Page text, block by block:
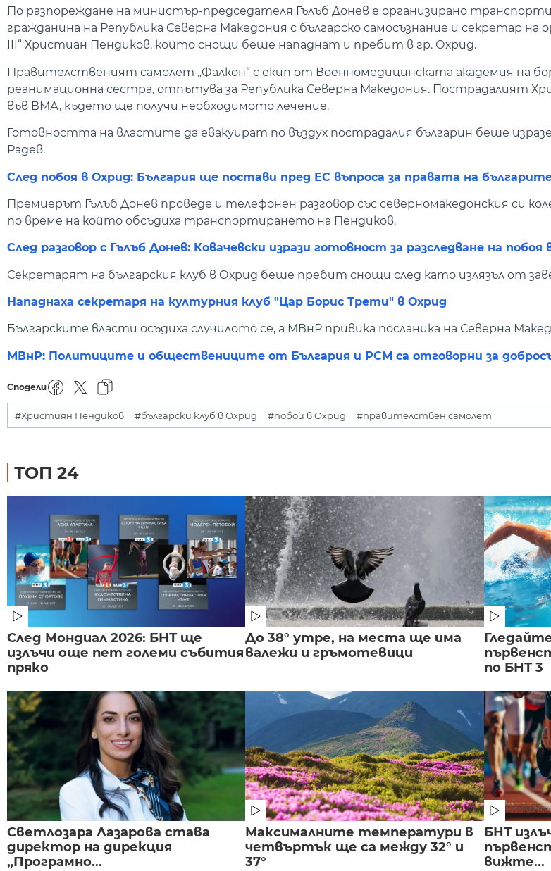
По разпореждане на министър-председателя Гълъб Донев е организирано
гражданина на Република Северна Македония с българско самосъзнание и секретар на
III“ Христиан Пендиков, който снощи беше нападнат и пребит в гр. Охрид.
Правителственият самолет „Фалкон“ с екип от Военномедицинската академия на
реанимационна сестра, отпътува за Република Северна Македония. Пострадалият
във ВМА, където ще получи необходимото лечение.
Готовността на властите да евакуират по въздух пострадалия българин беше
Радев.
След побоя в Охрид: България ще постави пред ЕС въпроса за правата на
Премиерът Гълъб Донев проведе и телефонен разговор със северномакедонския си
по време на който обсъдиха транспортирането на Пендиков.
След разговор с Гълъб Донев: Ковачевски изрази готовност за разследване на побоя
Секретарят на българския клуб в Охрид беше пребит снощи след като излязъл от
Нападнаха секретаря на културния клуб "Цар Борис Трети" в Охрид
Българските власти осъдиха случилото се, а МВнР привика посланика на Северна
МВнР: Политиците и обществениците от България и РСМ са отговорни за
Сподели
#Християн Пендиков #български клуб в Охрид #побой в Охрид #правителствен самолет
ТОП 24
След Мондиал 2026: БНТ ще
излъчи още пет големи събития
пряко
До 38° утре, на места ще има
валежи и гръмотевици
по БНТ 3
Светлозара Лазарова става
директор на дирекция
„Програмно...
Максималните температури в
четвъртък ще са между 32° и
37°
БНТ
вижте...